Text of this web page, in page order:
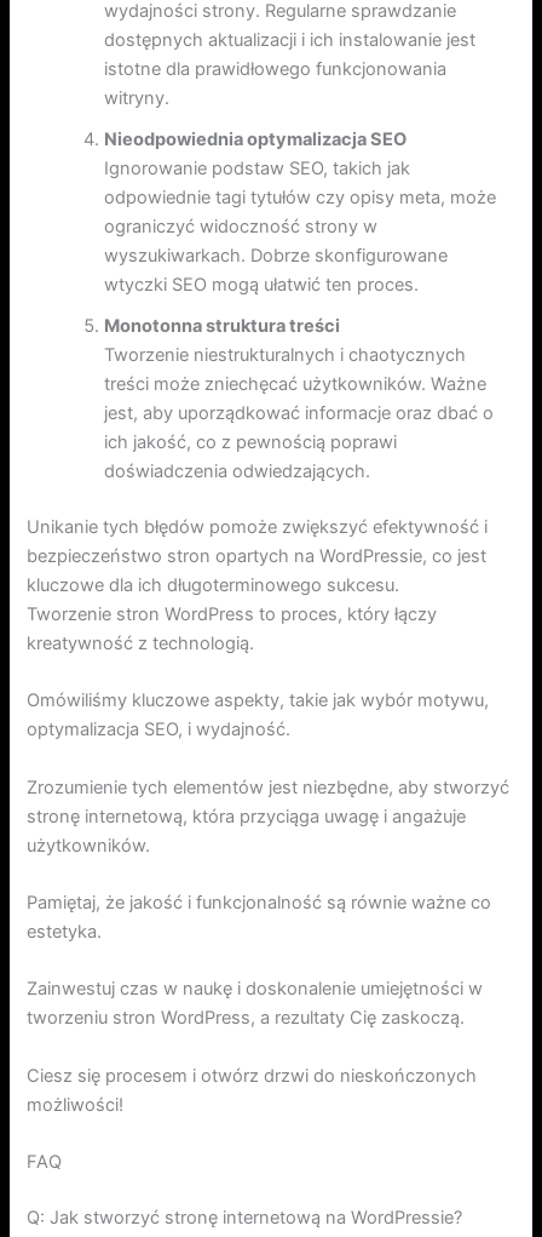
wydajności strony. Regularne sprawdzanie
dostępnych aktualizacji i ich instalowanie jest
istotne dla prawidłowego funkcjonowania
witryny.
Nieodpowiednia optymalizacja SEO
Ignorowanie podstaw SEO, takich jak
odpowiednie tagi tytułów czy opisy meta, może
ograniczyć widoczność strony w
wyszukiwarkach. Dobrze skonfigurowane
wtyczki SEO mogą ułatwić ten proces.
Monotonna struktura treści
Tworzenie niestrukturalnych i chaotycznych
treści może zniechęcać użytkowników. Ważne
jest, aby uporządkować informacje oraz dbać o
ich jakość, co z pewnością poprawi
doświadczenia odwiedzających.
Unikanie tych błędów pomoże zwiększyć efektywność i
bezpieczeństwo stron opartych na WordPressie, co jest
kluczowe dla ich długoterminowego sukcesu.
Tworzenie stron WordPress to proces, który łączy
kreatywność z technologią.
Omówiliśmy kluczowe aspekty, takie jak wybór motywu,
optymalizacja SEO, i wydajność.
Zrozumienie tych elementów jest niezbędne, aby stworzyć
stronę internetową, która przyciąga uwagę i angażuje
użytkowników.
Pamiętaj, że jakość i funkcjonalność są równie ważne co
estetyka.
Zainwestuj czas w naukę i doskonalenie umiejętności w
tworzeniu stron WordPress, a rezultaty Cię zaskoczą.
Ciesz się procesem i otwórz drzwi do nieskończonych
możliwości!
FAQ
Q: Jak stworzyć stronę internetową na WordPressie?